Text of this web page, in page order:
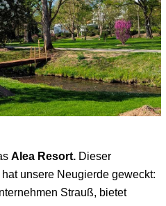
Alea Resort. Dieser
unsere Neugierde geweckt:
Strauß, bietet